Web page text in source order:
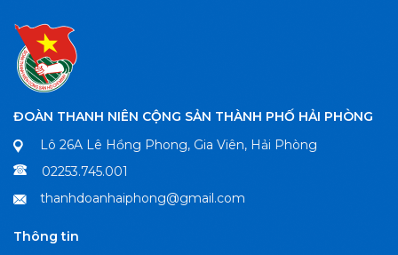
ĐOÀN THANH NIÊN CỘNG SẢN THÀNH PHỐ HẢI PHÒNG
Lô 26A Lê Hồng Phong, Gia Viên, Hải Phòng
02253.745.001
thanhdoanhaiphong@gmail.com
Thông tin